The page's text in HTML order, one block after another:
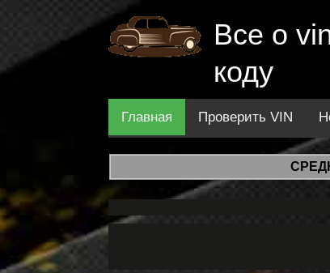
Все о
коду
Главная Проверить VIN